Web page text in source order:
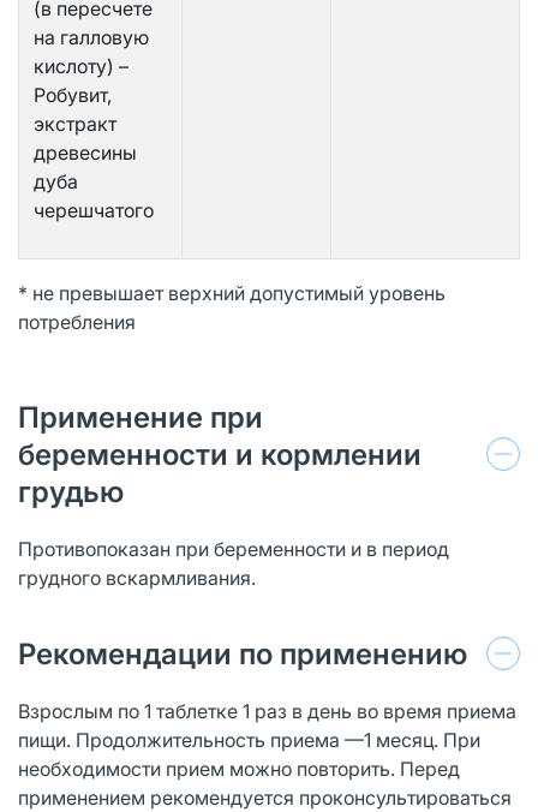
(в пересчете
на галловую
кислоту) –
Робувит,
экстракт
древесины
дуба
черешчатого
* не превышает верхний допустимый уровень
потребления
Применение при
беременности и кормлении
грудью
Противопоказан при беременности и в период
грудного вскармливания.
Рекомендации по применению
Взрослым по 1 таблетке 1 раз в день во время приема
пищи. Продолжительность приема —1 месяц. При
необходимости прием можно повторить. Перед
применением рекомендуется проконсультироваться